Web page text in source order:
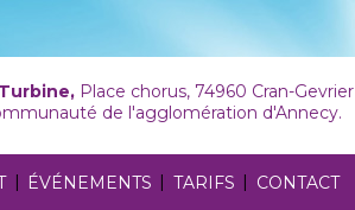
| ÉVÉNEMENTS | TARIFS | CONTACT
Place chorus, 74960 Cran-Gevrier
de l'agglomération d'Annecy.